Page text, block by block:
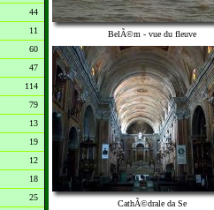
44
11
60
47
114
79
13
19
12
18
25
BelÃ©m - vue du fleuve
CathÃ©drale da Se